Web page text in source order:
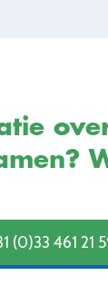
(0)33 461 21